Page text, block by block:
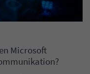
Microsoft